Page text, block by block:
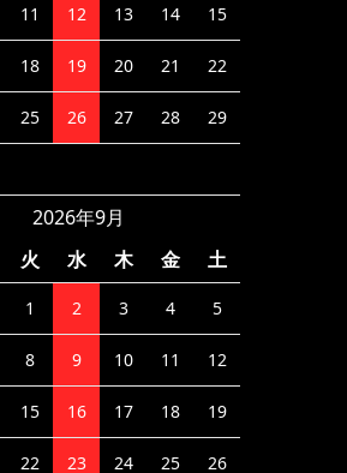
11 12 13 14 15
18 19 20 21 22
25 26 27 28 29
2026年9月
火 水 木 金 土
1 2 3 4 5
8 9 10 11 12
15 16 17 18 19
22 23 24 25 26